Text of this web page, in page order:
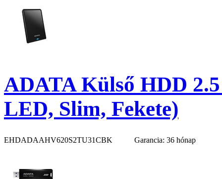
ADATA Külső HDD
LED, Slim, Fekete)
EHDADAAHV620S2TU31CBK Garancia: 36 hónap